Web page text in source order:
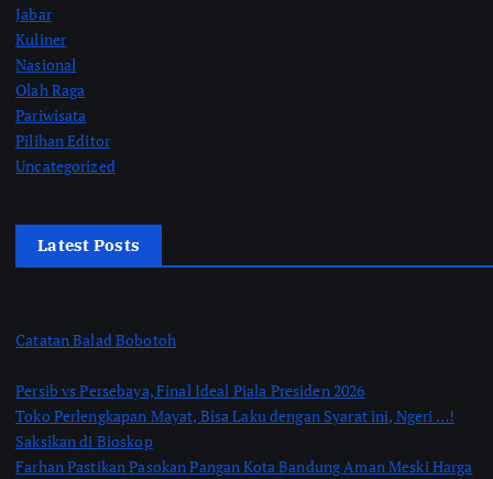
Jabar
Kuliner
Nasional
Olah Raga
Pariwisata
Pilihan Editor
Uncategorized
Latest Posts
Catatan Balad Bobotoh
Persib vs Persebaya, Final Ideal Piala Presiden 2026
Toko Perlengkapan Mayat, Bisa Laku dengan Syarat ini, Ngeri …!
Saksikan di Bioskop
Farhan Pastikan Pasokan Pangan Kota Bandung Aman Meski Harga